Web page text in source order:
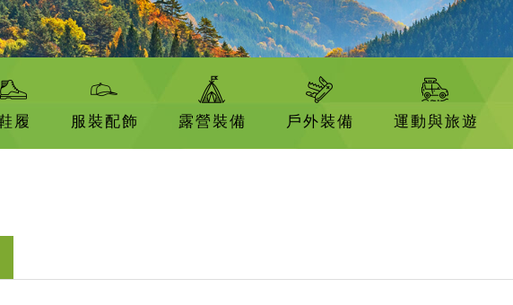
履 服裝配飾 露營裝備 戶外裝備 運動與旅遊